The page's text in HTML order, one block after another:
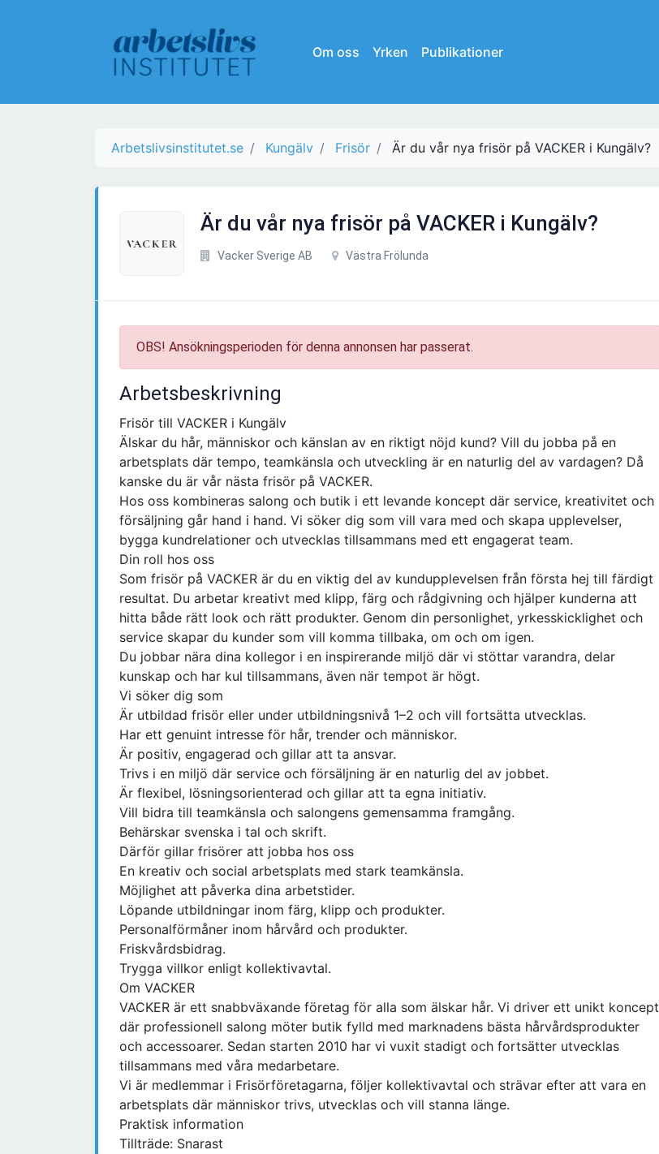
Om oss Yrken Publikationer
Arbetslivsinstitutet.se Kungälv Frisör Är du vår nya frisör på VACKER i Kungälv?
Är du vår nya frisör på VACKER i Kungälv?
Vacker Sverige AB Västra Frölunda
OBS! Ansökningsperioden för denna annonsen har passerat.
Arbetsbeskrivning
Frisör till VACKER i Kungälv
Älskar du hår, människor och känslan av en riktigt nöjd kund? Vill du jobba på en
arbetsplats där tempo, teamkänsla och utveckling är en naturlig del av vardagen? Då
kanske du är vår nästa frisör på VACKER.
Hos oss kombineras salong och butik i ett levande koncept där service, kreativitet och
försäljning går hand i hand. Vi söker dig som vill vara med och skapa upplevelser,
bygga kundrelationer och utvecklas tillsammans med ett engagerat team.
Din roll hos oss
Som frisör på VACKER är du en viktig del av kundupplevelsen från första hej till färdigt
resultat. Du arbetar kreativt med klipp, färg och rådgivning och hjälper kunderna att
hitta både rätt look och rätt produkter. Genom din personlighet, yrkesskicklighet och
service skapar du kunder som vill komma tillbaka, om och om igen.
Du jobbar nära dina kollegor i en inspirerande miljö där vi stöttar varandra, delar
kunskap och har kul tillsammans, även när tempot är högt.
Vi söker dig som
Är utbildad frisör eller under utbildningsnivå 1–2 och vill fortsätta utvecklas.
Har ett genuint intresse för hår, trender och människor.
Är positiv, engagerad och gillar att ta ansvar.
Trivs i en miljö där service och försäljning är en naturlig del av jobbet.
Är flexibel, lösningsorienterad och gillar att ta egna initiativ.
Vill bidra till teamkänsla och salongens gemensamma framgång.
Behärskar svenska i tal och skrift.
Därför gillar frisörer att jobba hos oss
En kreativ och social arbetsplats med stark teamkänsla.
Möjlighet att påverka dina arbetstider.
Löpande utbildningar inom färg, klipp och produkter.
Personalförmåner inom hårvård och produkter.
Friskvårdsbidrag.
Trygga villkor enligt kollektivavtal.
Om VACKER
VACKER är ett snabbväxande företag för alla som älskar hår. Vi driver ett unikt koncept
där professionell salong möter butik fylld med marknadens bästa hårvårdsprodukter
och accessoarer. Sedan starten 2010 har vi vuxit stadigt och fortsätter utvecklas
tillsammans med våra medarbetare.
Vi är medlemmar i Frisörföretagarna, följer kollektivavtal och strävar efter att vara en
arbetsplats där människor trivs, utvecklas och vill stanna länge.
Praktisk information
Tillträde: Snarast